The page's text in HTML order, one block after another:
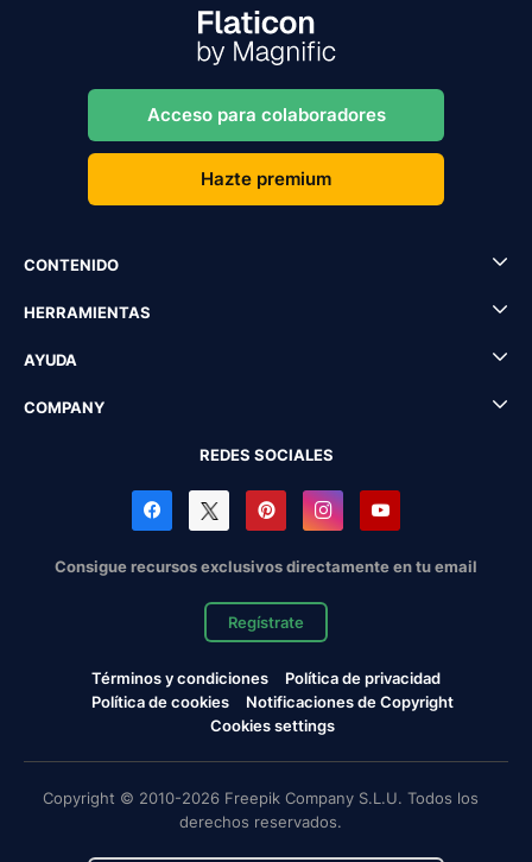
Acceso para colaboradores
Hazte premium
CONTENIDO
HERRAMIENTAS
AYUDA
COMPANY
REDES SOCIALES
Consigue recursos exclusivos directamente en tu email
Regístrate
Términos y condiciones
Política de privacidad
Política de cookies
Notificaciones de Copyright
Cookies settings
Copyright © 2010-2026 Freepik Company S.L.U. Todos los
derechos reservados.